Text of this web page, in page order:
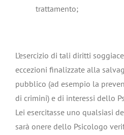
trattamento;
L’esercizio di tali diritti
eccezioni finalizzate alla
pubblico (ad esempio la
di crimini) e di interessi dello
Lei esercitasse uno qualsiasi
sarà onere dello Psicologo